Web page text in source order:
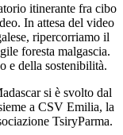
itinerante fra cibo
In attesa del video
ripercorriamo il
foresta malgascia.
e della sostenibilità.
si è svolto dal
a CSV Emilia, la
TsiryParma.